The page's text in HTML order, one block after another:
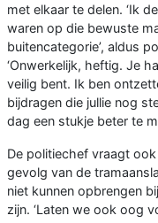
met elkaar te delen. ‘Ik
waren op die bewuste
buitencategorie’, aldus
‘Onwerkelijk, heftig. Je
veilig bent. Ik ben
bijdragen die jullie nog
dag een stukje beter te
De politiechef vraagt
gevolg van de
niet kunnen opbrengen
zijn. ‘Laten we ook oog